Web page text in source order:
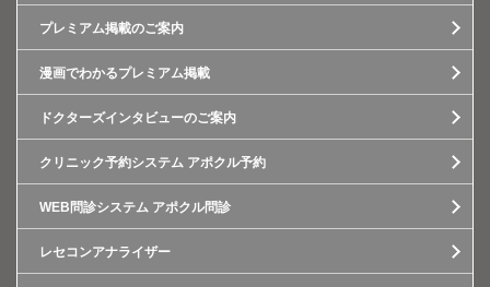
プレミアム掲載のご案内
漫画でわかるプレミアム掲載
ドクターズインタビューのご案内
クリニック予約システム アポクル予約
WEB問診システム アポクル問診
レセコンアナライザー